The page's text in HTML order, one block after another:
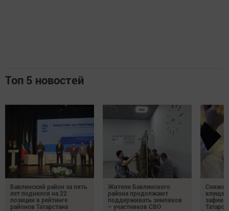
Топ 5 новостей
Бавлинский район за пять
лет поднялся на 22
позиции в рейтинге
районов Татарстана
Жители Бавлинского
района продолжают
поддерживать земляков
– участников СВО
клещей